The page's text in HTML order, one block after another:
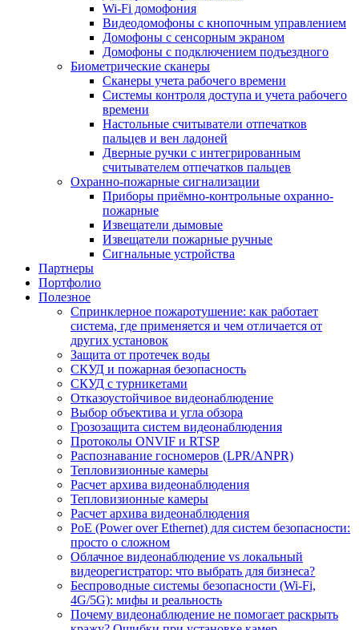
Wi-Fi домофония
Видеодомофоны с кнопочным управлением
Домофоны с сенсорным экраном
Домофоны с подключением подъездного
Биометрические сканеры
Сканеры учета рабочего времени
Системы контроля доступа и учета рабочего
времени
Настольные считыватели отпечатков
пальцев и вен ладоней
Дверные ручки с интегрированным
считывателем отпечатков пальцев
Охранно-пожарные сигнализации
Приборы приёмно-контрольные охранно-
пожарные
Извещатели дымовые
Извещатели пожарные ручные
Сигнальные устройства
Партнеры
Портфолио
Полезное
Спринклерное пожаротушение: как работает
система, где применяется и чем отличается от
других установок
Защита от протечек воды
СКУД и пожарная безопасность
СКУД с турникетами
Отказоустойчивое видеонаблюдение
Выбор объектива и угла обзора
Грозозащита систем видеонаблюдения
Протоколы ONVIF и RTSP
Распознавание госномеров (LPR/ANPR)
Тепловизионные камеры
Расчет архива видеонаблюдения
Тепловизионные камеры
Расчет архива видеонаблюдения
PoE (Power over Ethernet) для систем безопасности:
просто о сложном
Облачное видеонаблюдение vs локальный
видеорегистратор: что выбрать для бизнеса?
Беспроводные системы безопасности (Wi-Fi,
4G/5G): мифы и реальность
Почему видеонаблюдение не помогает раскрыть